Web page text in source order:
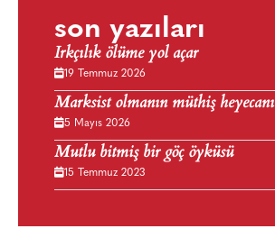
son yazıları
Irkçılık ölüme yol açar
19 Temmuz 2026
Marksist olmanın müthiş heyecanı
5 Mayıs 2026
Mutlu bitmiş bir göç öyküsü
15 Temmuz 2023